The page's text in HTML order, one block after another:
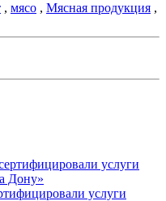
, мясо , Мясная продукция ,
услуги